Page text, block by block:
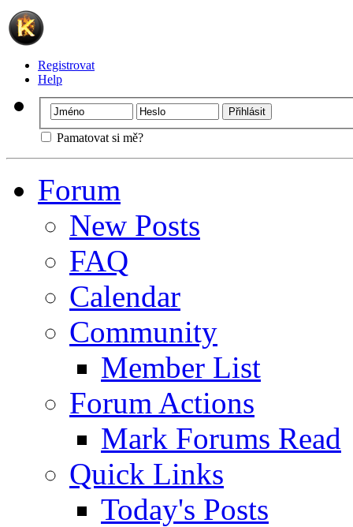
Registrovat
Help
Pamatovat si mě?
Forum
New Posts
FAQ
Calendar
Community
Member List
Forum Actions
Mark Forums Read
Quick Links
Today's Posts